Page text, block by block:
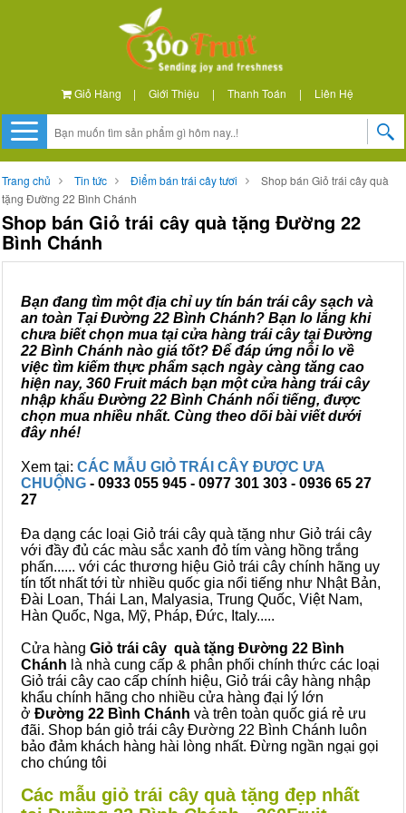
Giỏ Hàng | Giới Thiệu | Thanh Toán | Liên Hệ
Trang chủ Tin tức Điểm bán trái cây tươi
Shop bán Giỏ trái cây quà
tặng Đường 22 Bình Chánh
Shop bán Giỏ trái cây quà tặng Đường 22
Bình Chánh
Bạn đang tìm một địa chỉ uy tín bán trái cây sạch và
an toàn Tại Đường 22 Bình Chánh? Bạn lo lắng khi
chưa biết chọn mua tại cửa hàng trái cây tại Đường
22 Bình Chánh nào giá tốt? Để đáp ứng nỗi lo về
việc tìm kiếm thực phẩm sạch ngày càng tăng cao
hiện nay, 360 Fruit mách bạn một cửa hàng trái cây
nhập khẩu Đường 22 Bình Chánh nổi tiếng, được
chọn mua nhiều nhất. Cùng theo dõi bài viết dưới
đây nhé!
Xem tại: CÁC MẪU GIỎ TRÁI CÂY ĐƯỢC ƯA
CHUỘNG - 0933 055 945 - 0977 301 303 - 0936 65 27
27
Đa dạng các loại Giỏ trái cây quà tặng như Giỏ trái cây
với đầy đủ các màu sắc xanh đỏ tím vàng hồng trắng
phấn...... với các thương hiệu Giỏ trái cây chính hãng uy
tín tốt nhất tới từ nhiều quốc gia nổi tiếng như Nhật Bản,
Đài Loan, Thái Lan, Malyasia, Trung Quốc, Việt Nam,
Hàn Quốc, Nga, Mỹ, Pháp, Đức, Italy.....
Cửa hàng Giỏ trái cây quà tặng Đường 22 Bình
Chánh là nhà cung cấp & phân phối chính thức các loại
Giỏ trái cây cao cấp chính hiệu, Giỏ trái cây hàng nhập
khẩu chính hãng cho nhiều cửa hàng đại lý lớn
ở Đường 22 Bình Chánh và trên toàn quốc giá rẻ ưu
đãi. Shop bán giỏ trái cây Đường 22 Bình Chánh luôn
bảo đảm khách hàng hài lòng nhất. Đừng ngần ngại gọi
cho chúng tôi
Các mẫu giỏ trái cây quà tặng đẹp nhất